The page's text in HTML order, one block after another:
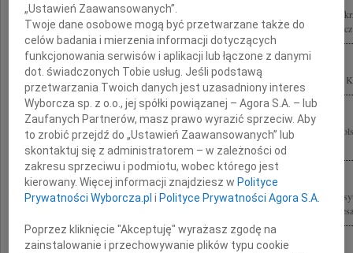
Z wielkim bólem i żalem przyjęliśmy wiadomość o tragicznej śmierci Sławomira
Banku Polskiego Odszedł Człowiek prawy, wybitny patron naszych działań na
Z ogromnym żalem żegnamy Sławomira Skrzypka Prezesa NBP Zofia i Stanisław
Wyrażamy głęboki żal z powodu tragicznej śmierci Prezydenta Rzeczypospolitej
Jego Małżonki Marii Kaczyńskiej oraz wielu Wybitnych Polaków Szczególne...
Pani Annie Skrzypek Studentce Wydziału Biologii i Ochrony Środowiska
szczerego współczucia i żalu po tragicznej śmierci Ojca Sławomira Skrzypka
„Ustawień Zaawansowanych”.
Twoje dane osobowe mogą być przetwarzane także do
celów badania i mierzenia informacji dotyczących
funkcjonowania serwisów i aplikacji lub łączone z danymi
dot. świadczonych Tobie usług. Jeśli podstawą
przetwarzania Twoich danych jest uzasadniony interes
Wyborcza sp. z o.o., jej spółki powiązanej – Agora S.A. – lub
Zaufanych Partnerów, masz prawo wyrazić sprzeciw. Aby
to zrobić przejdź do „Ustawień Zaawansowanych” lub
skontaktuj się z administratorem – w zależności od
zakresu sprzeciwu i podmiotu, wobec którego jest
kierowany. Więcej informacji znajdziesz w Polityce
Prywatności Wyborcza.pl i Polityce Prywatności Agora S.A.
Poprzez kliknięcie "Akceptuję" wyrażasz zgodę na
zainstalowanie i przechowywanie plików typu cookie